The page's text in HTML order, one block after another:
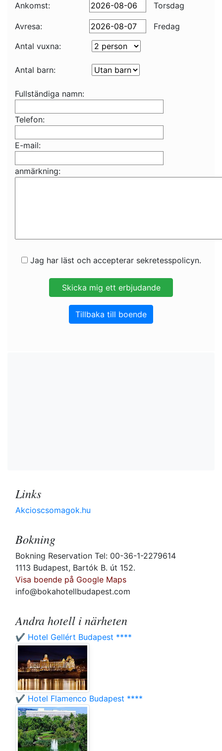
Ankomst: Torsdag
Avresa:
Fredag
Antal vuxna:
Antal barn:
Fullständiga namn:
Telefon:
E-mail:
anmärkning:
Jag har läst och accepterar sekretesspolicyn.
Tillbaka till boende
Links
Akcioscsomagok.hu
Bokning
Bokning Reservation Tel: 00-36-1-2279614
1113 Budapest, Bartók B. út 152.
Visa boende på Google Maps
info@bokahotellbudapest.com
Andra hotell i närheten
✔️ Hotel Gellért Budapest ****
✔️ Hotel Flamenco Budapest ****